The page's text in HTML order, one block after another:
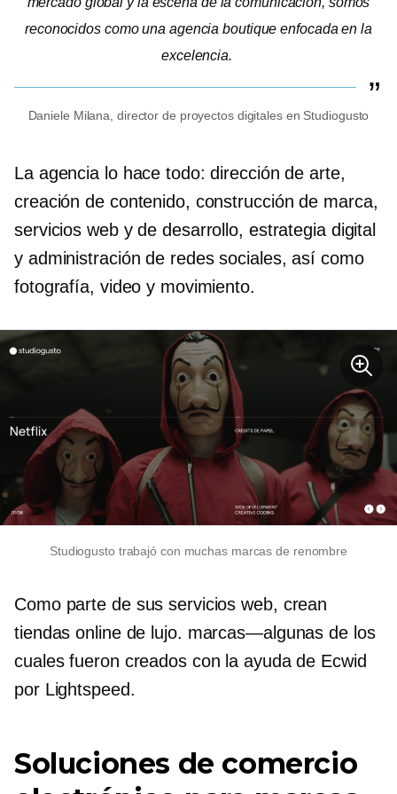
reconocidos como una agencia boutique enfocada en la
excelencia.
Daniele Milana, director de proyectos digitales en Studiogusto
La agencia lo hace todo: dirección de arte,
creación de contenido, construcción de marca,
servicios web y de desarrollo, estrategia digital
y administración de redes sociales, así como
fotografía, video y movimiento.
Studiogusto trabajó con muchas marcas de renombre
Como parte de sus servicios web, crean
tiendas online de lujo. marcas—algunas de los
cuales fueron creados con la ayuda de Ecwid
por Lightspeed.
Soluciones de comercio